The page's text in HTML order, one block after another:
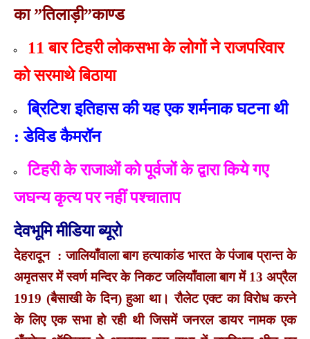
का ”तिलाड़ी”काण्ड
11 बार टिहरी लोकसभा के लोगों ने राजपरिवार
को सरमाथे बिठाया
ब्रिटिश इतिहास की यह एक शर्मनाक घटना थी
: डेविड कैमरॉन
टिहरी के राजाओं को पूर्वजों के द्वारा किये गए
जघन्य कृत्य पर नहीं पश्चाताप
देवभूमि मीडिया ब्यूरो
देहरादून : जालियाँवाला बाग हत्याकांड भारत के पंजाब प्रान्त के
अमृतसर में स्वर्ण मन्दिर के निकट जलियाँवाला बाग में 13 अप्रैल
1919 (बैसाखी के दिन) हुआ था। रौलेट एक्ट का विरोध करने
के लिए एक सभा हो रही थी जिसमें जनरल डायर नामक एक